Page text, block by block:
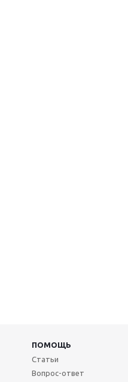
ПОМОЩЬ
Статьи
Вопрос-ответ